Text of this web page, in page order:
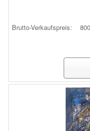
Brutto-Verkaufspreis: